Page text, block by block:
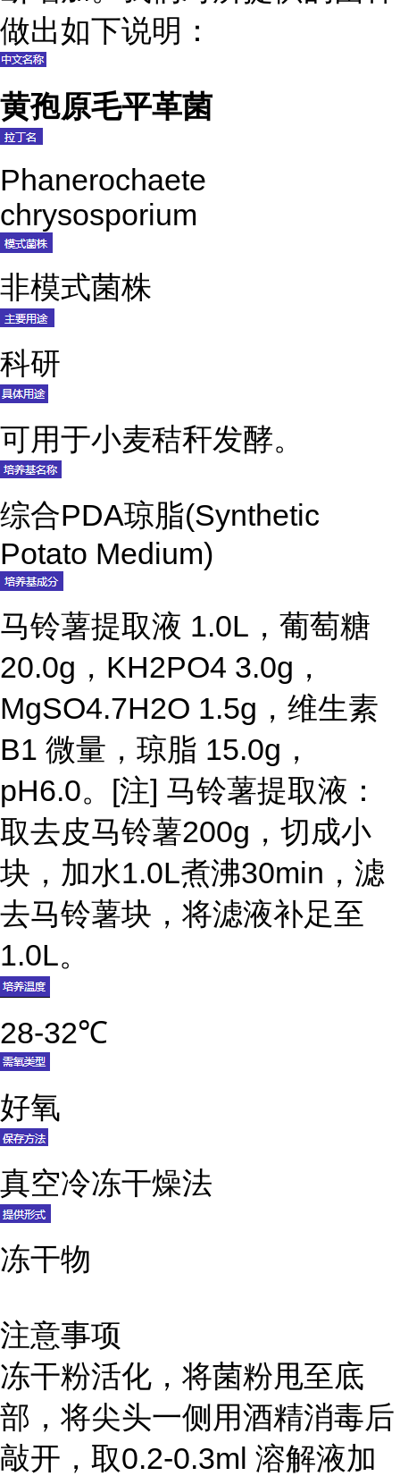
做出如下说明：
黄孢原毛平革菌
Phanerochaete
chrysosporium
非模式菌株
科研
可用于小麦秸秆发酵。
综合PDA琼脂(Synthetic
Potato Medium)
马铃薯提取液 1.0L，葡萄糖
20.0g，KH2PO4 3.0g，
MgSO4.7H2O 1.5g，维生素
B1 微量，琼脂 15.0g，
pH6.0。[注] 马铃薯提取液：
取去皮马铃薯200g，切成小
块，加水1.0L煮沸30min，滤
去马铃薯块，将滤液补足至
1.0L。
28-32℃
好氧
真空冷冻干燥法
冻干物
注意事项
冻干粉活化，将菌粉甩至底
部，将尖头一侧用酒精消毒后
敲开，取0.2-0.3ml 溶解液加